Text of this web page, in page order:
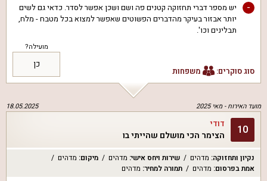
-
יש מספר דברי תחזוקה קטנים פה ושם ושכן אפשר לסדר. כדאי גם לשים
יותר אבזור בעיקר מהדברים הפשוטים שאפשר למצוא בכל מטבח - מלח,
תבלינים וכו'.
סוג סוקרים: משפחות
מועילה?
כן
מועד האירוח -מאי 2025 18.05.2025
10 דודי
הצימר הכי מושלם שהייתי בו
נקיון ותחזוקה: מדהים שירות ויחס אישי: מדהים מיקום: מדהים
אמת בפרסום: מדהים תמורה למחיר: מדהים